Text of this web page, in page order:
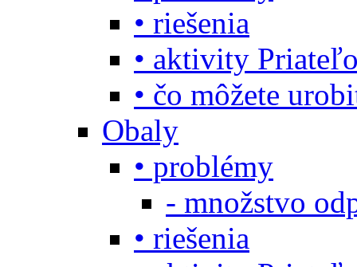
• riešenia
• aktivity
• čo môžete
Obaly
• problémy
- množstvo
• riešenia